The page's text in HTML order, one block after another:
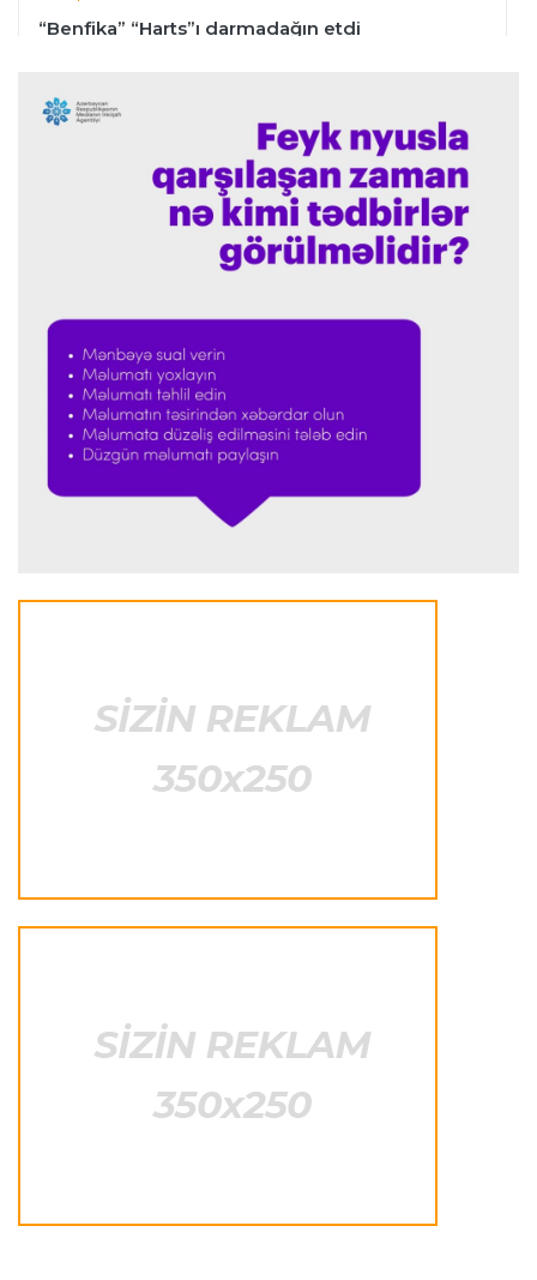
“Benfika” “Harts”ı darmadağın etdi
İspaniya L.L.
"Barselona" Mərakeş klubuna qarşı keçirilməsi
planlaşdırılan yoldaşlıq oyununu ləğv etdi
23:59 06.08.2026
"Prezident səlahiyyətlərindən sui-istifadə edib"
Formula-1 23:51 06.08.2026
"Antonelli çox etibarlı pilota çevrilib"
Formula-1 23:44 06.08.2026
"Antonelli mövsümün ən yaxşı pilotlarından
bənzəyir"
23:38 06.08.2026
İtaliya S.A. 23:27 06.08.2026
Neapolda Maradonanın adını daşıyan yeni
stadion tikiləcək
"Reyncers" uduzdu, ÇSKA-dan inamlı qələbə